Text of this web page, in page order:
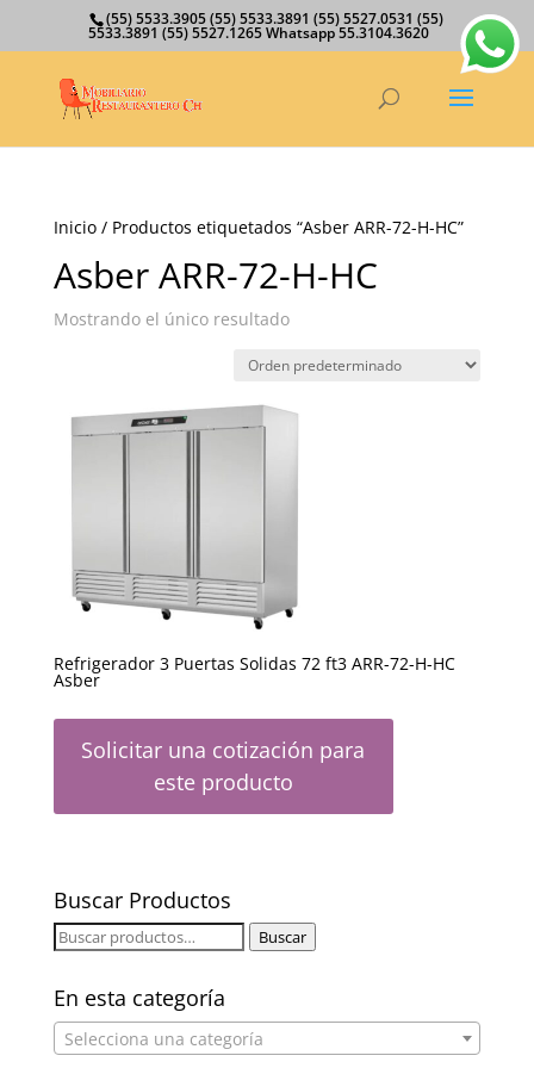
(55) 5533.3905 (55) 5533.3891 (55) 5527.0531 (55)
5533.3891 (55) 5527.1265 Whatsapp 55.3104.3620
Inicio/ Productos etiquetados “Asber ARR-72-H-HC”
Asber ARR-72-H-HC
Mostrando el único resultado
Refrigerador 3 Puertas Solidas 72 ft3 ARR-72-H-HC
Asber
Solicitar una cotización para
este producto
Buscar Productos
Buscar
Buscar
En esta categoría
Selecciona una categoría